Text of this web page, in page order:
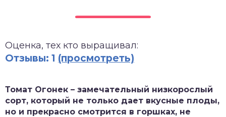
Оценка, тех кто выращивал:
Отзывы: 1 (просмотреть)
Томат Огонек – замечательный низкорослый
сорт, который не только дает вкусные плоды,
но и прекрасно смотрится в горшках, не